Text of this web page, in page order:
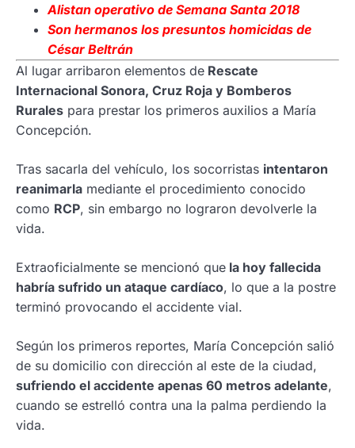
Alistan operativo de Semana Santa 2018
Son hermanos los presuntos homicidas de
César Beltrán
Al lugar arribaron elementos de Rescate
Internacional Sonora, Cruz Roja y Bomberos
Rurales para prestar los primeros auxilios a María
Concepción.
Tras sacarla del vehículo, los socorristas intentaron
reanimarla mediante el procedimiento conocido
como RCP, sin embargo no lograron devolverle la
vida.
Extraoficialmente se mencionó que la hoy fallecida
habría sufrido un ataque cardíaco, lo que a la postre
terminó provocando el accidente vial.
Según los primeros reportes, María Concepción salió
de su domicilio con dirección al este de la ciudad,
sufriendo el accidente apenas 60 metros adelante,
cuando se estrelló contra una la palma perdiendo la
vida.